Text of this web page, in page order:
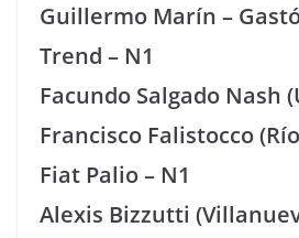
Guillermo Marín –
Trend – N1
Facundo Salgado Nash
Francisco Falistocco
Fiat Palio – N1
Alexis Bizzutti